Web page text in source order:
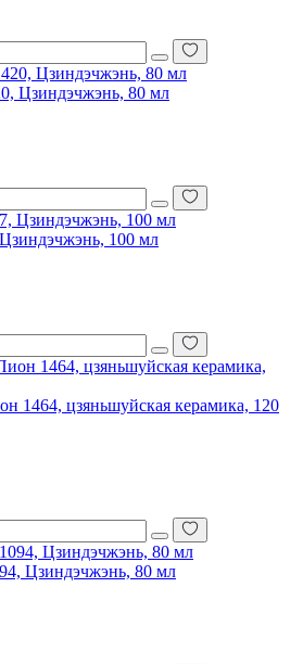
Цзиндэчжэнь, 80 мл
100 мл
1464, цзяньшуйская керамика, 120
Цзиндэчжэнь, 80 мл